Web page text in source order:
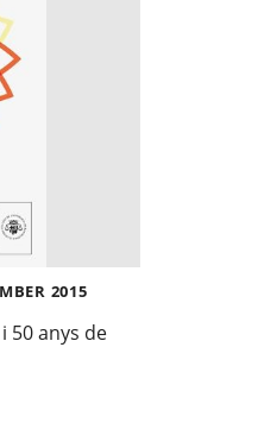
2015
50 anys de